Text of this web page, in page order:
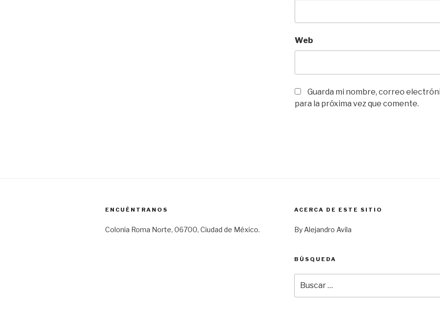
Web
Guarda mi nombre, correo
para la próxima vez que comente.
ENCUÉNTRANOS
Colonia Roma Norte, 06700, Ciudad de México.
ACERCA DE ESTE SITIO
By Alejandro Avila
BÚSQUEDA
por: